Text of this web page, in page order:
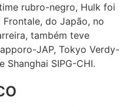
rubro-negro, Hulk foi
do Japão, no
também teve
JAP, Tokyo Verdy-
Shanghai SIPG-CHI.